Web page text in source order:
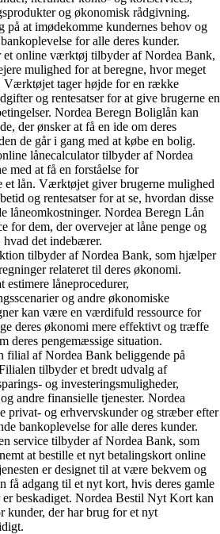
og økonomisk rådgivning.
på at imødekomme kundernes behov og
for alle deres kunder.
et online værktøj tilbyder af Nordea Bank,
mulighed for at beregne, hvor meget
Værktøjet tager højde for en række
og rentesatser for at give brugerne en
Nordea Beregn Boliglån kan
der ønsker at få en ide om deres
de går i gang med at købe en bolig.
lånecalculator tilbyder af Nordea
med at få en forståelse for
et lån. Værktøjet giver brugerne mulighed
og rentesatser for at se, hvordan disse
låneomkostninger. Nordea Beregn Lån
for dem, der overvejer at låne penge og
hvad det indebærer.
tilbyder af Nordea Bank, som hjælper
relateret til deres økonomi.
låneprocedurer,
og andre økonomiske
kan være en værdifuld ressource for
deres økonomi mere effektivt og træffe
deres pengemæssige situation.
filial af Nordea Bank beliggende på
tilbyder et bredt udvalg af
og investeringsmuligheder,
andre finansielle tjenester. Nordea
privat- og erhvervskunder og stræber efter
bankoplevelse for alle deres kunder.
service tilbyder af Nordea Bank, som
at bestille et nyt betalingskort online
er designet til at være bekvem og
få adgang til et nyt kort, hvis deres gamle
er beskadiget. Nordea Bestil Nyt Kort kan
kunder, der har brug for et nyt